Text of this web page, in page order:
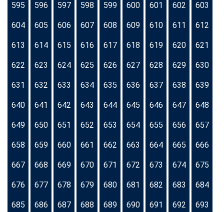
595 596 597 598 599 600 601 602 603
604 605 606 607 608 609 610 611 612
613 614 615 616 617 618 619 620 621
622 623 624 625 626 627 628 629 630
631 632 633 634 635 636 637 638 639
640 641 642 643 644 645 646 647 648
649 650 651 652 653 654 655 656 657
658 659 660 661 662 663 664 665 666
667 668 669 670 671 672 673 674 675
676 677 678 679 680 681 682 683 684
685 686 687 688 689 690 691 692 693